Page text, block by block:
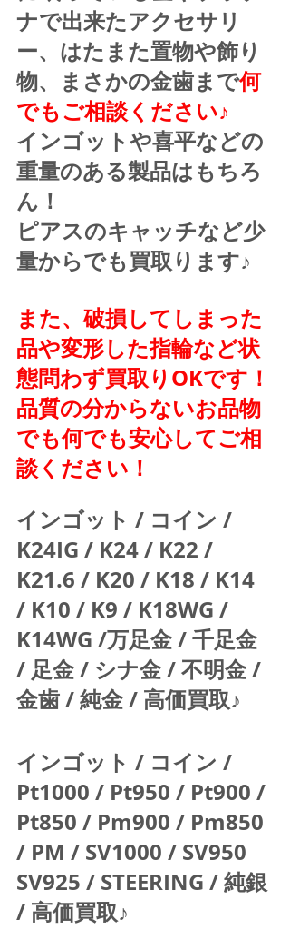
ナで出来たアクセサリ
ー、はたまた置物や飾り
物、まさかの金歯まで何
でもご相談ください♪
インゴットや喜平などの
重量のある製品はもちろ
ん！
ピアスのキャッチなど少
量からでも買取ります♪
また、破損してしまった
品や変形した指輪など状
態問わず買取りOKです！
品質の分からないお品物
でも何でも安心してご相
談ください！
インゴット / コイン /
K24IG / K24 / K22 /
K21.6 / K20 / K18 / K14
/ K10 / K9 / K18WG /
K14WG /万足金 / 千足金
/ 足金 / シナ金 / 不明金 /
金歯 / 純金 / 高価買取♪
インゴット / コイン /
Pt1000 / Pt950 / Pt900 /
Pt850 / Pm900 / Pm850
/ PM / SV1000 / SV950
SV925 / STEERING / 純銀
/ 高価買取♪